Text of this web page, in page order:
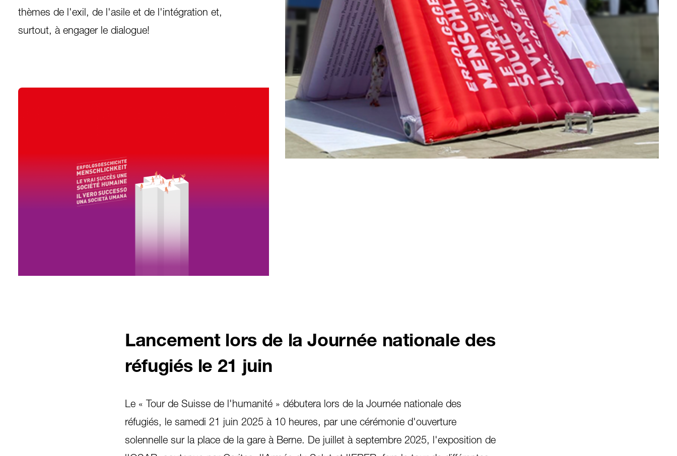
thèmes de l'exil, de l'asile et de l'intégration et,
surtout, à engager le dialogue!
Lancement lors de la Journée nationale des
réfugiés le 21 juin
Le « Tour de Suisse de l'humanité » débutera lors de la Journée nationale des
réfugiés, le samedi 21 juin 2025 à 10 heures, par une cérémonie d'ouverture
solennelle sur la place de la gare à Berne. De juillet à septembre 2025, l'exposition de